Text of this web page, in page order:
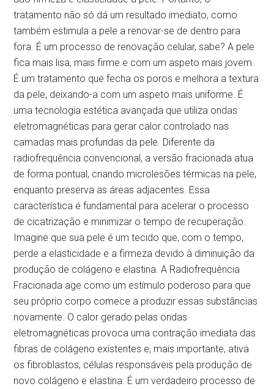
tratamento não só dá um resultado imediato, como
também estimula a pele a renovar-se de dentro para
fora. É um processo de renovação celular, sabe? A pele
fica mais lisa, mais firme e com um aspeto mais jovem.
É um tratamento que fecha os poros e melhora a textura
da pele, deixando-a com um aspeto mais uniforme. É
uma tecnologia estética avançada que utiliza ondas
eletromagnéticas para gerar calor controlado nas
camadas mais profundas da pele. Diferente da
radiofrequência convencional, a versão fracionada atua
de forma pontual, criando microlesões térmicas na pele,
enquanto preserva as áreas adjacentes. Essa
característica é fundamental para acelerar o processo
de cicatrização e minimizar o tempo de recuperação.
Imagine que sua pele é um tecido que, com o tempo,
perde a elasticidade e a firmeza devido à diminuição da
produção de colágeno e elastina. A Radiofrequência
Fracionada age como um estímulo poderoso para que
seu próprio corpo comece a produzir essas substâncias
novamente. O calor gerado pelas ondas
eletromagnéticas provoca uma contração imediata das
fibras de colágeno existentes e, mais importante, ativa
os fibroblastos, células responsáveis pela produção de
novo colágeno e elastina. É um verdadeiro processo de